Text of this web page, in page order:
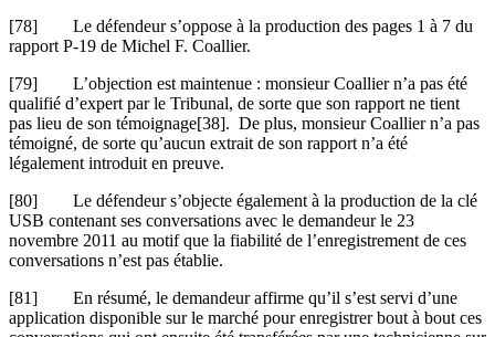
[78] Le défendeur s’oppose à la production des pages 1 à 7 du
rapport P-19 de Michel F. Coallier.
[79] L’objection est maintenue : monsieur Coallier n’a pas été
qualifié d’expert par le Tribunal, de sorte que son rapport ne tient
pas lieu de son témoignage[38]. De plus, monsieur Coallier n’a pas
témoigné, de sorte qu’aucun extrait de son rapport n’a été
légalement introduit en preuve.
[80] Le défendeur s’objecte également à la production de la clé
USB contenant ses conversations avec le demandeur le 23
novembre 2011 au motif que la fiabilité de l’enregistrement de ces
conversations n’est pas établie.
[81] En résumé, le demandeur affirme qu’il s’est servi d’une
application disponible sur le marché pour enregistrer bout à bout ces